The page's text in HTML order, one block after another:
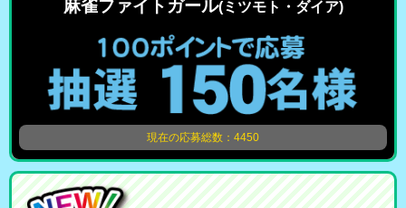
麻雀ファイトガール(ミツモト・ダイア)
現在の応募総数：4450